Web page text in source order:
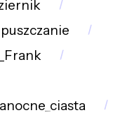
puszczanie